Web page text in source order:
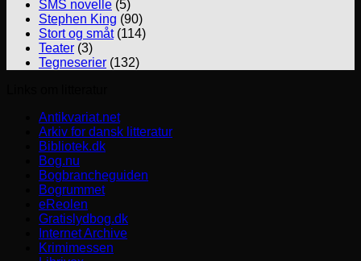
SMS novelle (5)
Stephen King (90)
Stort og småt(114)
Teater (3)
Tegneserier (132)
Antikvariat.net
Arkiv for dansk litteratur
Bibliotek.dk
Bog.nu
Bogbrancheguiden
Bogrummet
eReolen
Gratislydbog.dk
Internet Archive
Krimimessen